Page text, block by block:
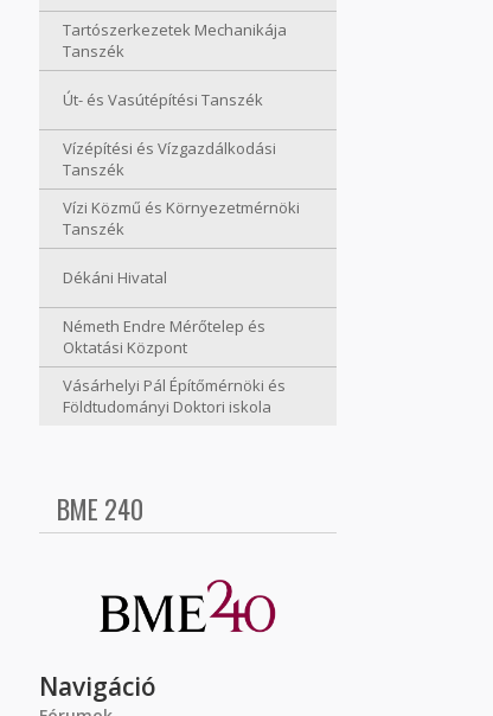
Tartószerkezetek Mechanikája
Tanszék
Út- és Vasútépítési Tanszék
Vízépítési és Vízgazdálkodási
Tanszék
Vízi Közmű és Környezetmérnöki
Tanszék
Dékáni Hivatal
Németh Endre Mérőtelep és
Oktatási Központ
Vásárhelyi Pál Építőmérnöki és
Földtudományi Doktori iskola
BME 240
Navigáció